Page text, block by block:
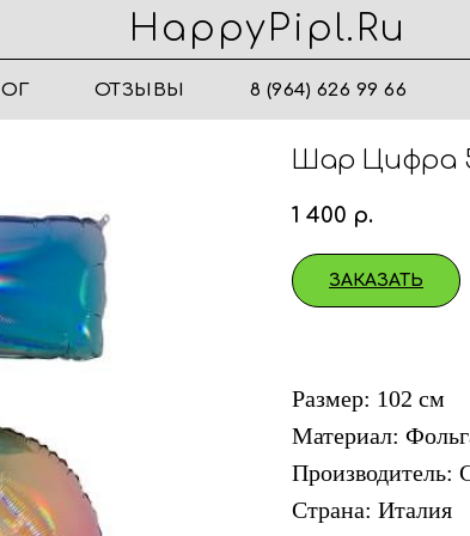
HappyPipl.ru
ОТЗЫВЫ 8 (964) 626 99 66
Шар Цифра
1 400 р.
ЗАКАЗАТЬ
Размер: 102 см
Материал:
Производитель:
Страна: Италия